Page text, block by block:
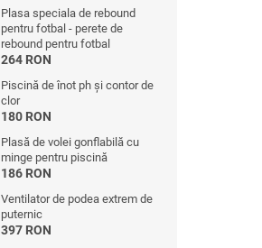
Plasa speciala de rebound
pentru fotbal - perete de
rebound pentru fotbal
264 RON
Piscină de înot ph și contor de
clor
180 RON
Plasă de volei gonflabilă cu
minge pentru piscină
186 RON
Ventilator de podea extrem de
puternic
397 RON